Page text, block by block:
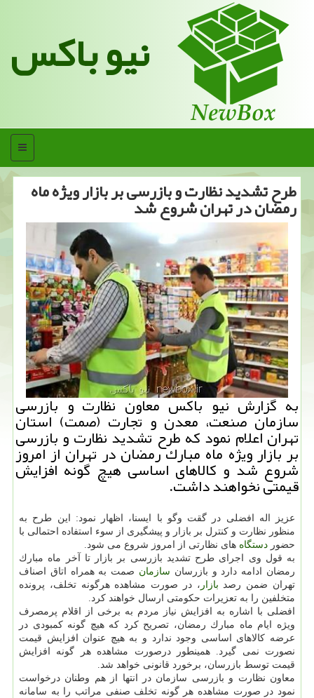
نیو باکس
منو
طرح تشدید نظارت و بازرسی بر بازار ویژه ماه
رمضان در تهران شروع شد
به گزارش نیو باكس معاون نظارت و بازرسی
سازمان صنعت، معدن و تجارت (صمت) استان
تهران اعلام نمود كه طرح تشدید نظارت و بازرسی
بر بازار ویژه ماه مبارك رمضان در تهران از امروز
شروع شد و كالاهای اساسی هیچ گونه افزایش
قیمتی نخواهند داشت.
عزیز اله افضلی در گقت وگو با ایسنا، اظهار نمود: این طرح به
منظور نظارت و كنترل بر بازار و پیشگیری از سوء استفاده احتمالی با
حضور دستگاه های نظارتی از امروز شروع می شود.
به قول وی اجرای طرح تشدید بازرسی بر بازار تا آخر ماه مبارك
رمضان ادامه دارد و بازرسان سازمان صمت به همراه اتاق اصناف
تهران ضمن رصد بازار ، در صورت مشاهده هرگونه تخلف، پرونده
متخلفین را به تعزیرات حكومتی ارسال خواهند كرد.
افضلی با اشاره به افزایش نیاز مردم به برخی از اقلام پرمصرف
ویژه ایام ماه مبارك رمضان، تصریح كرد كه هیچ گونه كمبودی در
عرضه كالاهای اساسی وجود ندارد و به هیچ عنوان افزایش قیمت
نصورت نمی گیرد. همینطور درصورت مشاهده هر گونه افزایش
قیمت توسط بازرسان، برخورد قانونی خواهد شد.
معاون نظارت و بازرسی سازمان در انتها از هم وطنان درخواست
نمود در صورت مشاهده هر گونه تخلف صنفی مراتب را به سامانه